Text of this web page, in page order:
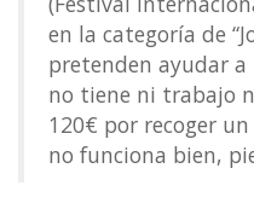
en la categoría de
pretenden ayudar a
no tiene ni trabajo
120€ por recoger
no funciona bien,